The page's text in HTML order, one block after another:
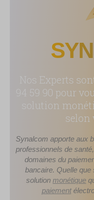
Nos Experts
94 59 90 pour
solution
selon
Synalcom apporte aux
professionnels de
domaines du
bancaire. Quelle
solution monétique
paiement